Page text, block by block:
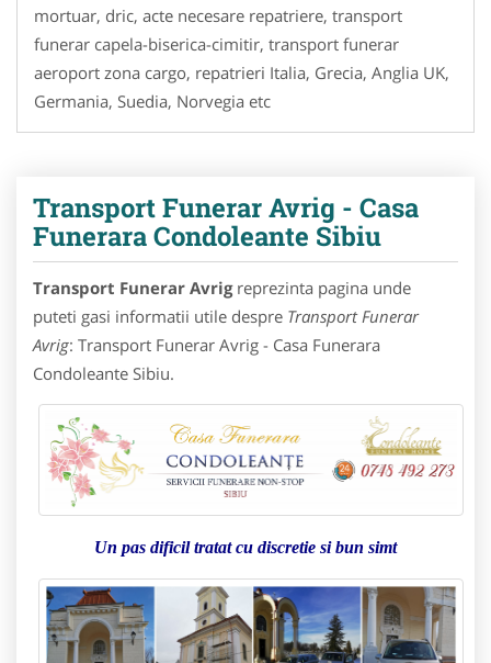
mortuar, dric, acte necesare repatriere, transport
funerar capela-biserica-cimitir, transport funerar
aeroport zona cargo, repatrieri Italia, Grecia, Anglia UK,
Germania, Suedia, Norvegia etc
Transport Funerar Avrig - Casa
Funerara Condoleante Sibiu
Transport Funerar Avrigreprezinta pagina unde
puteti gasi informatii utile despre Transport Funerar
Avrig: Transport Funerar Avrig - Casa Funerara
Condoleante Sibiu.
Un pas dificil tratat cu discretie si bun simt